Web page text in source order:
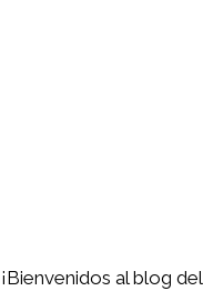
¡Bienvenidos al blog